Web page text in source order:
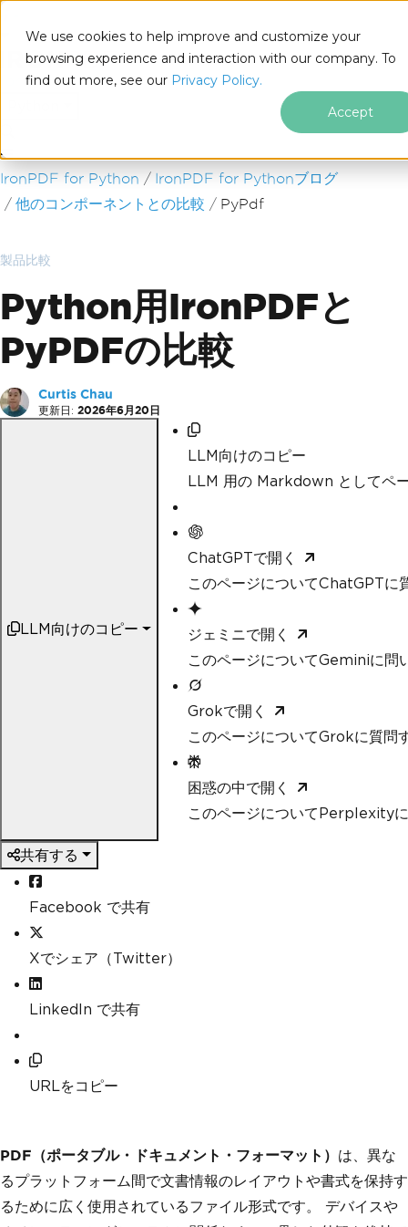
We use cookies to help improve and customize your
browsing experience and interaction with our company. To
find out more, see our Privacy Policy.
Accept
フッターコンテンツにスキップ
IronPDF for Python
IronPDF for Pythonブログ
他のコンポーネントとの比較
PyPdf
製品比較
Python用IronPDFと
PyPDFの比較
Curtis Chau
更新日: 2026年6月20日
LLM向けのコピー
LLM向けのコピー
LLM 用の Markdown としてペ
ChatGPTで開く
このページについてChatGPTに
ジェミニで開く
このページについてGeminiに問
Grokで開く
このページについてGrokに質問
困惑の中で開く
このページについてPerplexity
共有する
Facebook で共有
Xでシェア（Twitter）
LinkedIn で共有
URLをコピー
PDF（ポータブル・ドキュメント・フォーマット） は、異な
るプラットフォーム間で文書情報のレイアウトや書式を保持す
るために広く使用されているファイル形式です。 デバイスや